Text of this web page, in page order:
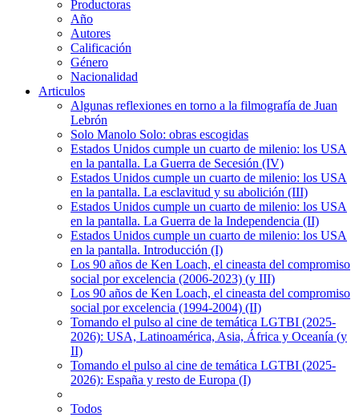
Productoras
Año
Autores
Calificación
Género
Nacionalidad
Articulos
Algunas reflexiones en torno a la filmografía de Juan
Lebrón
Solo Manolo Solo: obras escogidas
Estados Unidos cumple un cuarto de milenio: los USA
en la pantalla. La Guerra de Secesión (IV)
Estados Unidos cumple un cuarto de milenio: los USA
en la pantalla. La esclavitud y su abolición (III)
Estados Unidos cumple un cuarto de milenio: los USA
en la pantalla. La Guerra de la Independencia (II)
Estados Unidos cumple un cuarto de milenio: los USA
en la pantalla. Introducción (I)
Los 90 años de Ken Loach, el cineasta del compromiso
social por excelencia (2006-2023) (y III)
Los 90 años de Ken Loach, el cineasta del compromiso
social por excelencia (1994-2004) (II)
Tomando el pulso al cine de temática LGTBI (2025-
2026): USA, Latinoamérica, Asia, África y Oceanía (y
II)
Tomando el pulso al cine de temática LGTBI (2025-
2026): España y resto de Europa (I)
Todos